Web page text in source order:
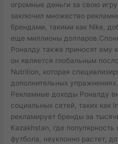
огромные деньги за свою
заключил множество
брендами, такими как Nike,
еще миллионы
Роналду также приносят ему
он является глобальным
Nutrition, которая
дополнительных упражнениях.
Рекламные доходы Роналду
социальных сетей, таких как
рекламирует бренды за
Kazakhstan, где популярность
футбола, неуклонно растет,